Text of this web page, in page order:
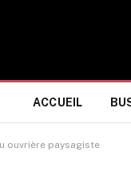
ACCUEIL
ouvrière paysagiste